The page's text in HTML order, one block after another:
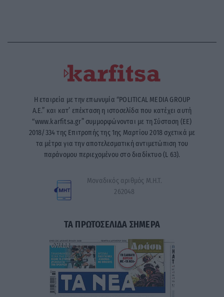
Η εταιρεία με την επωνυμία “POLITICAL MEDIA GROUP
A.E.” και κατ’ επέκταση η ιστοσελίδα που κατέχει αυτή
“www.karfitsa.gr” συμμορφώνονται με τη Σύσταση (ΕΕ)
2018/334 της Επιτροπής της 1ης Μαρτίου 2018 σχετικά με
τα μέτρα για την αποτελεσματική αντιμετώπιση του
παράνομου περιεχομένου στο διαδίκτυο (L 63).
Μοναδικός αριθμός Μ.Η.Τ.
262048
ΤΑ ΠΡΩΤΟΣΕΛΙΔΑ ΣΗΜΕΡΑ